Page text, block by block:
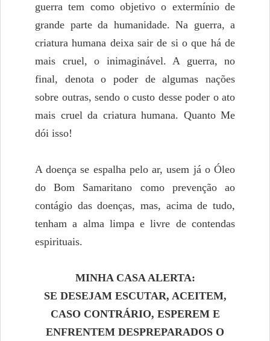
guerra tem como objetivo o extermínio de
grande parte da humanidade. Na guerra, a
criatura humana deixa sair de si o que há de
mais cruel, o inimaginável. A guerra, no
final, denota o poder de algumas nações
sobre outras, sendo o custo desse poder o ato
mais cruel da criatura humana. Quanto Me
dói isso!
A doença se espalha pelo ar, usem já o Óleo
do Bom Samaritano como prevenção ao
contágio das doenças, mas, acima de tudo,
tenham a alma limpa e livre de contendas
espirituais.
MINHA CASA ALERTA:
SE DESEJAM ESCUTAR, ACEITEM,
CASO CONTRÁRIO, ESPEREM E
ENFRENTEM DESPREPARADOS O